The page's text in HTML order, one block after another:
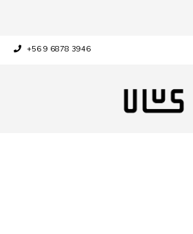
+56 9 6878 3946